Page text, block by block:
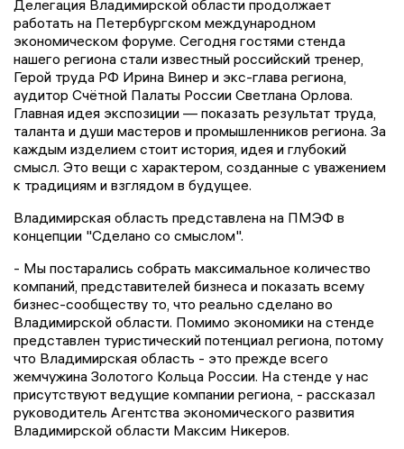
Делегация Владимирской области продолжает
работать на Петербургском международном
экономическом форуме. Сегодня гостями стенда
нашего региона стали известный российский тренер,
Герой труда РФ Ирина Винер и экс-глава региона,
аудитор Счётной Палаты России Светлана Орлова.
Главная идея экспозиции — показать результат труда,
таланта и души мастеров и промышленников региона. За
каждым изделием стоит история, идея и глубокий
смысл. Это вещи с характером, созданные с уважением
к традициям и взглядом в будущее.
Владимирская область представлена на ПМЭФ в
концепции "Сделано со смыслом".
- Мы постарались собрать максимальное количество
компаний, представителей бизнеса и показать всему
бизнес-сообществу то, что реально сделано во
Владимирской области. Помимо экономики на стенде
представлен туристический потенциал региона, потому
что Владимирская область - это прежде всего
жемчужина Золотого Кольца России. На стенде у нас
присутствуют ведущие компании региона, - рассказал
руководитель Агентства экономического развития
Владимирской области Максим Никеров.